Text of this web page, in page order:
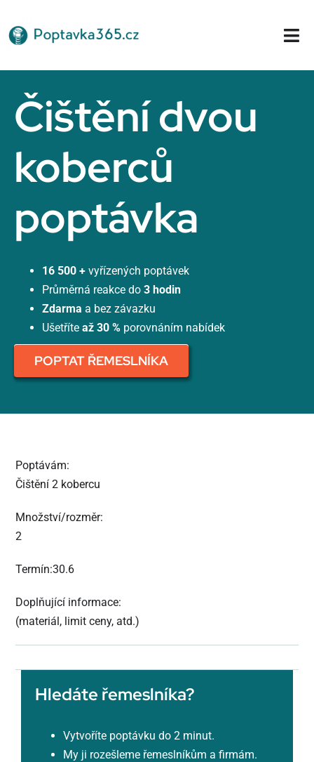
na
obsah
Čištění dvou
koberců
poptávka
16 500 + vyřízených poptávek
Průměrná reakce do 3 hodin
Zdarma a bez závazku
Ušetříte až 30 %porovnáním nabídek
POPTAT ŘEMESLNÍKA
Poptávám:
Čištění 2 kobercu
Množství/rozměr:
2
Termín:30.6
Doplňující informace:
(materiál, limit ceny, atd.)
Hledáte řemeslníka?
Vytvoříte poptávku do 2 minut.
My ji rozešleme řemeslníkům a firmám.